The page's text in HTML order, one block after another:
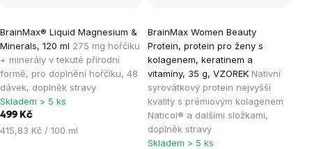
BrainMax® Liquid Magnesium &
Minerals, 120 ml 275 mg hořčíku
+ minerály v tekuté přírodní
formě, pro doplnění hořčíku, 48
dávek, doplněk stravy
Skladem > 5 ks
499 Kč
Měrná
415,83 Kč / 100 ml
BrainMax Women Beauty
Protein, protein pro ženy s
kolagenem, keratinem a
vitamíny, 35 g, VZOREK Nativní
syrovátkový protein nejvyšší
kvality s prémiovým kolagenem
Naticol® a dalšími složkami,
doplněk stravy
Skladem > 5 ks